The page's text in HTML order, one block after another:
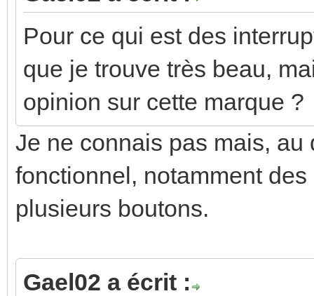
Pour ce qui est des
que je trouve très beau,
opinion sur cette marque ?
Je ne connais pas mais,
fonctionnel, notamment
plusieurs boutons.
Gael02 a écrit :